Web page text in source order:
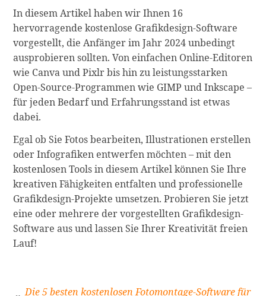
In diesem Artikel haben wir Ihnen 16
hervorragende kostenlose Grafikdesign-Software
vorgestellt, die Anfänger im Jahr 2024 unbedingt
ausprobieren sollten. Von einfachen Online-Editoren
wie Canva und Pixlr bis hin zu leistungsstarken
Open-Source-Programmen wie GIMP und Inkscape –
für jeden Bedarf und Erfahrungsstand ist etwas
dabei.
Egal ob Sie Fotos bearbeiten, Illustrationen erstellen
oder Infografiken entwerfen möchten – mit den
kostenlosen Tools in diesem Artikel können Sie Ihre
kreativen Fähigkeiten entfalten und professionelle
Grafikdesign-Projekte umsetzen. Probieren Sie jetzt
eine oder mehrere der vorgestellten Grafikdesign-
Software aus und lassen Sie Ihrer Kreativität freien
Lauf!
Die 5 besten kostenlosen Fotomontage-Software für